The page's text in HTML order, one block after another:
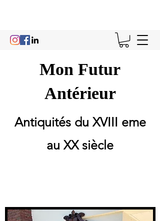
Mon Futur
Antérieur
Antiquités du XVIII eme
au XX siècle